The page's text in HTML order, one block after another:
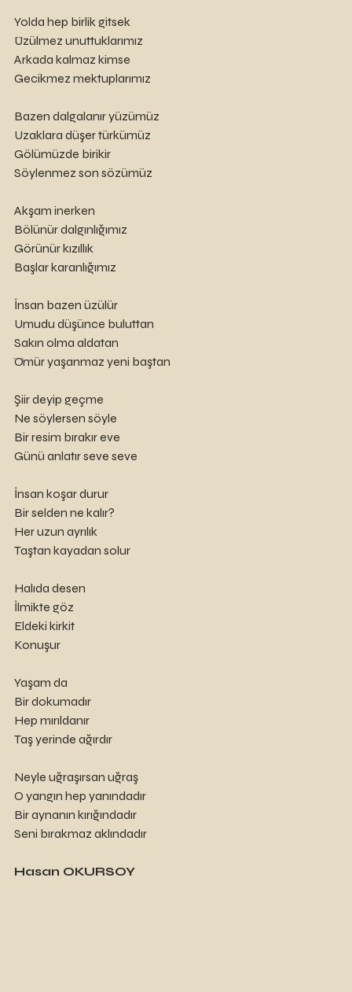
Yolda hep birlik gitsek
Üzülmez unuttuklarımız
Arkada kalmaz kimse
Gecikmez mektuplarımız
Bazen dalgalanır yüzümüz
Uzaklara düşer türkümüz
Gölümüzde birikir
Söylenmez son sözümüz
Akşam inerken
Bölünür dalgınlığımız
Görünür kızıllık
Başlar karanlığımız
İnsan bazen üzülür
Umudu düşünce buluttan
Sakın olma aldatan
Ömür yaşanmaz yeni baştan
Şiir deyip geçme
Ne söylersen söyle
Bir resim bırakır eve
Günü anlatır seve seve
İnsan koşar durur
Bir selden ne kalır?
Her uzun ayrılık
Taştan kayadan solur
Halıda desen
İlmikte göz
Eldeki kirkit
Konuşur
Yaşam da
Bir dokumadır
Hep mırıldanır
Taş yerinde ağırdır
Neyle uğraşırsan uğraş
O yangın hep yanındadır
Bir aynanın kırığındadır
Seni bırakmaz aklındadır
Hasan OKURSOY